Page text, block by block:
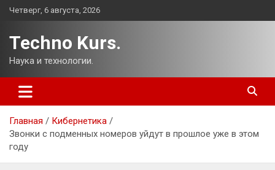
Перейти
Четверг, 6 августа, 2026
Techno Kurs.
Наука и технологии.
Главная
Кибернетика
Звонки с подменных номеров уйдут в прошлое уже в этом
году